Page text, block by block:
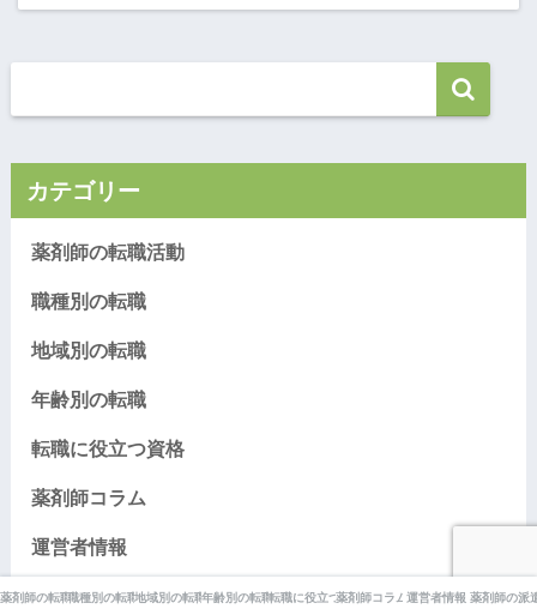
カテゴリー
薬剤師の転職活動
職種別の転職
地域別の転職
年齢別の転職
転職に役立つ資格
薬剤師コラム
運営者情報
薬剤師の派遣
薬剤師の転職活動職種別の転職地域別の転職年齢別の転職転職に役立つ資格薬剤師コラム運営者情報 薬剤師の派